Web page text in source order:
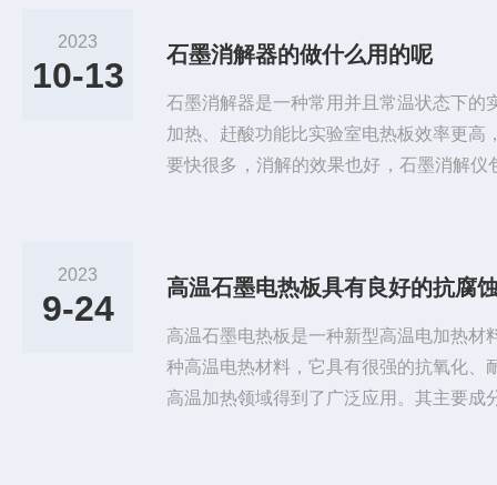
制，无刷电机可以根据设定的速度要求
2023
10-13
石墨消解器的做什么用的呢
石墨消解器是一种常用并且常温状态下的
加热、赶酸功能比实验室电热板效率更高
要快很多，消解的效果也好，石墨消解仪
品进行前处理加热、消解、赶酸的设备，
2023
9-24
高温石墨电热板具有良好的抗腐
高温石墨电热板是一种新型高温电加热材
种高温电热材料，它具有很强的抗氧化、
高温加热领域得到了广泛应用。其主要成